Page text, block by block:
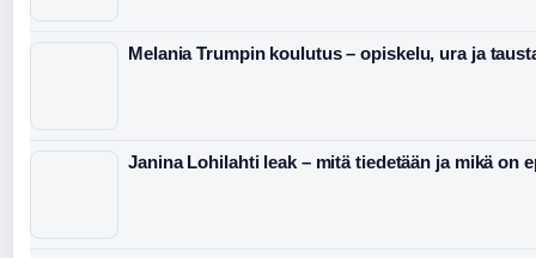
Melania Trumpin koulutus – opiskelu, ura ja
Janina Lohilahti leak – mitä tiedetään ja mikä on